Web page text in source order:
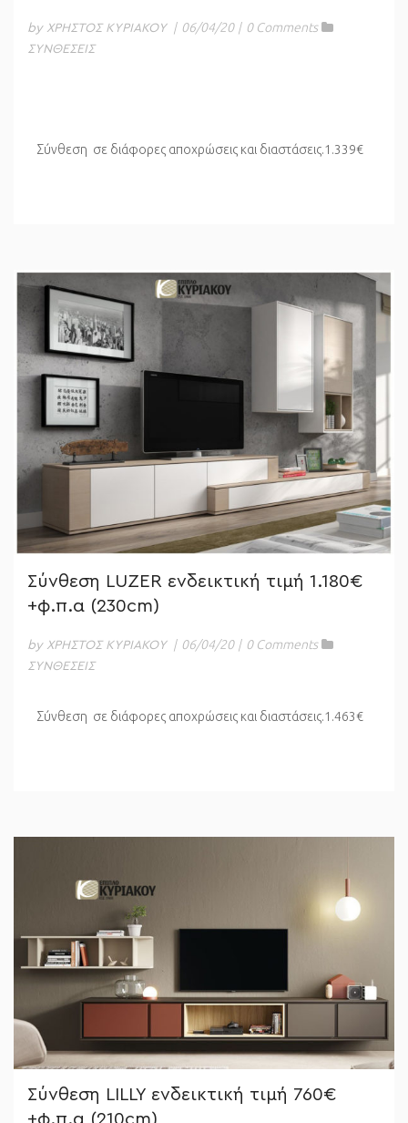
by ΧΡΗΣΤΟΣ ΚΥΡΙΑΚΟΥ | 06/04/20 | 0 Comments
ΣΥΝΘΕΣΕΙΣ
Σύνθεση σε διάφορες αποχρώσεις και διαστάσεις.1.339€
Σύνθεση LUZER ενδεικτική τιμή 1.180€
+φ.π.α (230cm)
by ΧΡΗΣΤΟΣ ΚΥΡΙΑΚΟΥ | 06/04/20 | 0 Comments
ΣΥΝΘΕΣΕΙΣ
Σύνθεση σε διάφορες αποχρώσεις και διαστάσεις.1.463€
Σύνθεση LILLY ενδεικτική τιμή 760€